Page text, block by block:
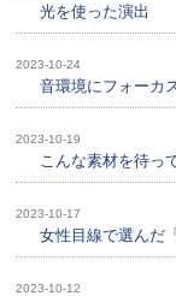
光を使った演出
2023-10-24
音環境にフォーカ
2023-10-19
こんな素材を待っ
2023-10-17
女性目線で選んだ
2023-10-12